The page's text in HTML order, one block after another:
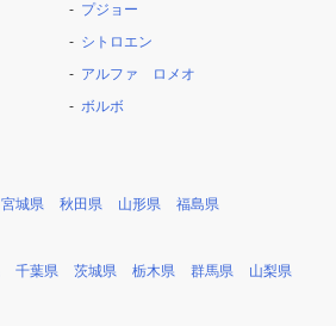
プジョー
シトロエン
アルファ ロメオ
ボルボ
宮城県 秋田県 山形県 福島県
千葉県 茨城県 栃木県 群馬県 山梨県